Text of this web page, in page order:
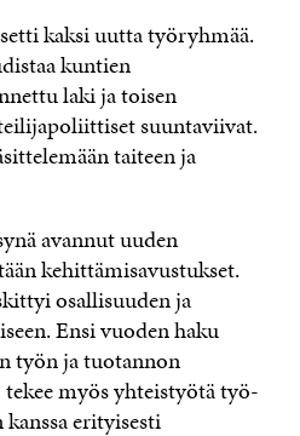
kaksi uutta työryhmää.
kuntien
laki ja toisen
suuntaviivat.
taiteen ja
avannut uuden
kehittämisavustukset.
osallisuuden ja
Ensi vuoden haku
työn ja tuotannon
myös yhteistyötä työ-
erityisesti